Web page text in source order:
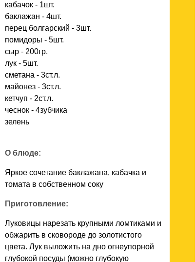
кабачок - 1шт.
баклажан - 4шт.
перец болгарский - 3шт.
помидоры - 5шт.
сыр - 200гр.
лук - 5шт.
сметана - 3ст.л.
майонез - 3ст.л.
кетчуп - 2ст.л.
чеснок - 4зубчика
зелень
О блюде:
Яркое сочетание баклажана, кабачка и
томата в собственном соку
Приготовление:
Луковицы нарезать крупными ломтиками и
обжарить в сковороде до золотистого
цвета. Лук выложить на дно огнеупорной
глубокой посуды (можно глубокую